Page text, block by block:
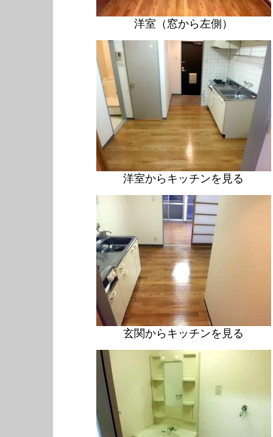
洋室（窓から左側）
洋室からキッチンを見る
玄関からキッチンを見る